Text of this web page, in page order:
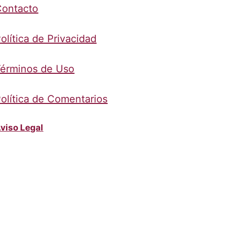
de Privacidad
de Uso
de Comentarios
Legal